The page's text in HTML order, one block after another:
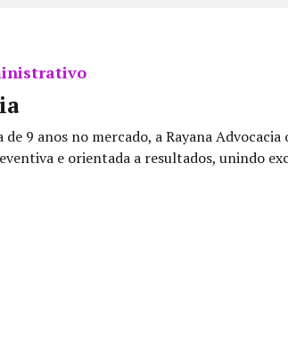
9 anos no mercado, a Rayana Advocacia
e orientada a resultados, unindo